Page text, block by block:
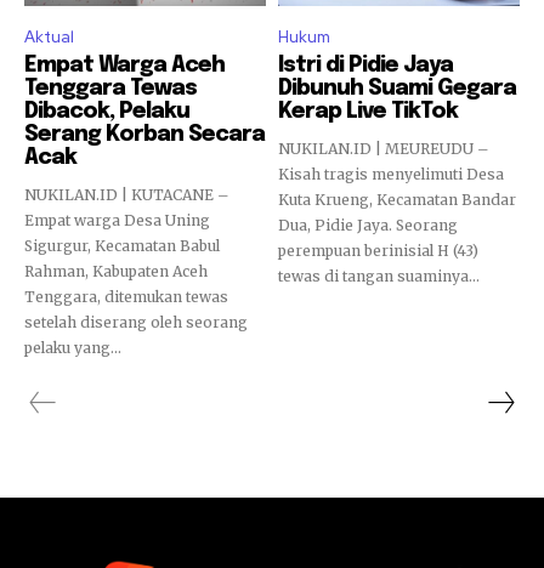
Aktual
Empat Warga Aceh
Tenggara Tewas
Dibacok, Pelaku
Serang Korban Secara
Acak
NUKILAN.ID | KUTACANE –
Empat warga Desa Uning
Sigurgur, Kecamatan Babul
Rahman, Kabupaten Aceh
Tenggara, ditemukan tewas
setelah diserang oleh seorang
pelaku yang...
Hukum
Istri di Pidie Jaya
Dibunuh Suami Gegara
Kerap Live TikTok
NUKILAN.ID | MEUREUDU –
Kisah tragis menyelimuti Desa
Kuta Krueng, Kecamatan Bandar
Dua, Pidie Jaya. Seorang
perempuan berinisial H (43)
tewas di tangan suaminya...